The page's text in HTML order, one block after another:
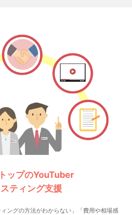
ップのYouTuber
ティング支援
ィングの方法がわからない」「費用や相場感